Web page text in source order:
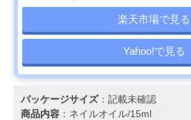
楽天市場で見る
Yahoo!で見る
パッケージサイズ：記載未確認
商品内容 ：ネイルオイル/15ml